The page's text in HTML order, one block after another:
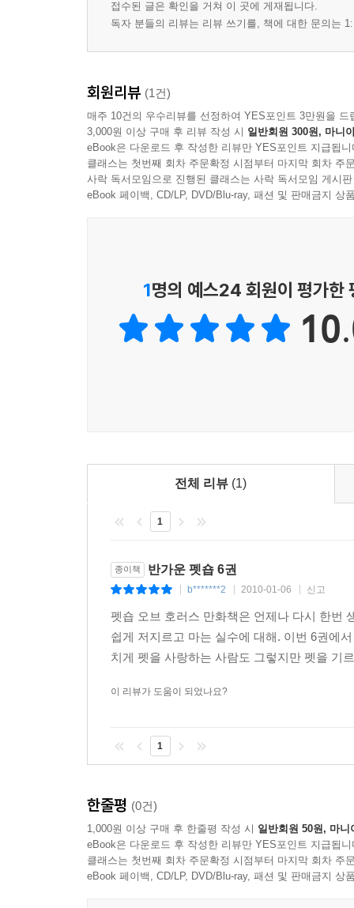
접수된 글은 확인을 거쳐 이 곳에 게재됩니다.
독자 분들의 리뷰는 리뷰 쓰기를, 책에 대한 문의는
회원리뷰 (1건)
매주 10건의 우수리뷰를 선정하여 YES포인트 3만원을 드
3,000원 이상 구매 후 리뷰 작성 시 일반회원 300원, 마니
eBook은 다운로드 후 작성한 리뷰만 YES포인트 지급됩니
클래스는 첫번째 회차 주문확정 시점부터 마지막 회차 주
사락 독서모임으로 진행된 클래스는 사락 독서모임 게시
eBook 페이백, CD/LP, DVD/Blu-ray, 패션 및 판매금지 상
1명의 예스24 회원이 평가한
전체 리뷰 (1)
1
종이책 반가운 펫숍 6권
b*******2 2010-01-06 신고
펫숍 오브 호러스 만화책은 언제나 다시 한번
쉽게 저지르고 마는 실수에 대해. 이번 6권에
치게 펫을 사랑하는 사람도 그렇지만 펫을 기
이 리뷰가 도움이 되었나요?
1
한줄평 (0건)
1,000원 이상 구매 후 한줄평 작성 시 일반회원 50원, 마니
eBook은 다운로드 후 작성한 리뷰만 YES포인트 지급됩니
클래스는 첫번째 회차 주문확정 시점부터 마지막 회차 주
eBook 페이백, CD/LP, DVD/Blu-ray, 패션 및 판매금지 상